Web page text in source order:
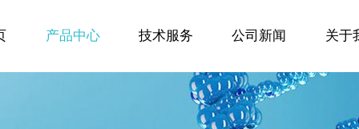
产品中心 技术服务 公司新闻 关于